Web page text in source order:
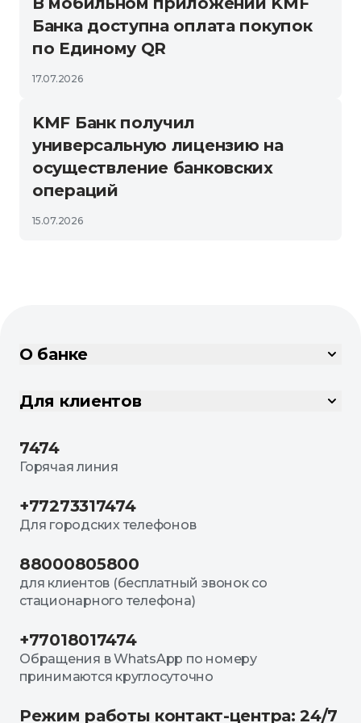
Банка доступна оплата покупок
по Единому QR
17.07.2026
KMF Банк получил
универсальную лицензию на
осуществление банковских
операций
15.07.2026
О банке
Для клиентов
7474
Горячая линия
+77273317474
Для городских телефонов
88000805800
для клиентов (бесплатный звонок со
стационарного телефона)
+77018017474
Обращения в WhatsApp по номеру
принимаются круглосуточно
Режим работы контакт-центра: 24/7